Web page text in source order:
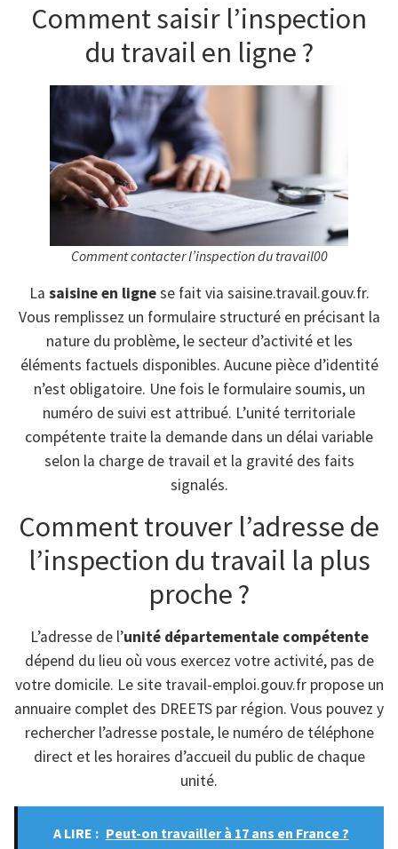
Comment saisir l’inspection
du travail en ligne ?
Comment contacter l’inspection du travail00
La saisine en lignese fait via saisine.travail.gouv.fr.
Vous remplissez un formulaire structuré en précisant la
nature du problème, le secteur d’activité et les
éléments factuels disponibles. Aucune pièce d’identité
n’est obligatoire. Une fois le formulaire soumis, un
numéro de suivi est attribué. L’unité territoriale
compétente traite la demande dans un délai variable
selon la charge de travail et la gravité des faits
signalés.
Comment trouver l’adresse de
l’inspection du travail la plus
proche ?
L’adresse de l’unité départementale compétente
dépend du lieu où vous exercez votre activité, pas de
votre domicile. Le site travail-emploi.gouv.fr propose un
annuaire complet des DREETS par région. Vous pouvez y
rechercher l’adresse postale, le numéro de téléphone
direct et les horaires d’accueil du public de chaque
unité.
A LIRE : Peut-on travailler à 17 ans en France ?